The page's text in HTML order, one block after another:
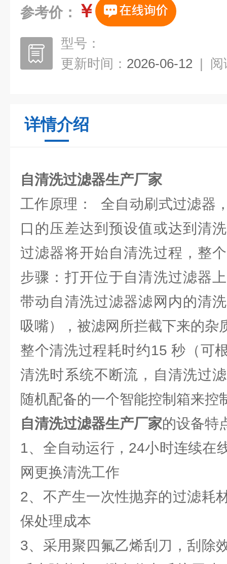
参考价： ￥
型号：
更新时间： 2026-06-12 | 阅
详情介绍
自清洗过滤器生产厂家
工作原理： 全自动刷式过滤器
口的压差达到预设值或达到清
过滤器将开始自清洗过程，整
步骤：打开位于自清洗过滤器
带动自清洗过滤器滤网内的清
吸嘴），被滤网所拦截下来的杂
整个清洗过程耗时约15 秒（可
清洗时系统不断流，自清洗过
随机配备的一个智能控制箱来控
自清洗过滤器生产厂家的设备特
1、全自动运行，24小时连续在
网更换清洗工作
2、不产生一次性抛弃的过滤耗
保处理成本
3、采用聚四氟乙烯刮刀，刮除